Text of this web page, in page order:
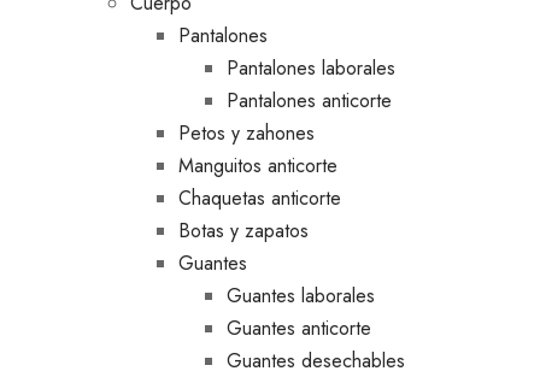
Pantalones
Pantalones laborales
Pantalones anticorte
Petos y zahones
Manguitos anticorte
Chaquetas anticorte
Botas y zapatos
Guantes
Guantes laborales
Guantes anticorte
Guantes desechables